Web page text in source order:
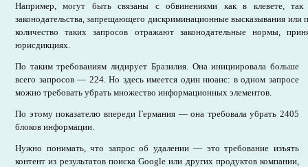
Например, могут быть связаны с обвинениями как в клевете,
законодательства, запрещающего дискриминационные высказывания
количество таких запросов отражают законодательные нормы,
юрисдикциях.
По таким требованиям лидирует Бразилия. Она инициировала больше
всего запросов — 224. Но здесь имеется один нюанс: в одном запросе
можно требовать убрать множество информационных элементов.
По этому показателю впереди Германия — она требовала убрать 2405
блоков информации.
Нужно понимать, что запрос об удалении — это требование изъять
контент из результатов поиска Google или других продуктов компании,